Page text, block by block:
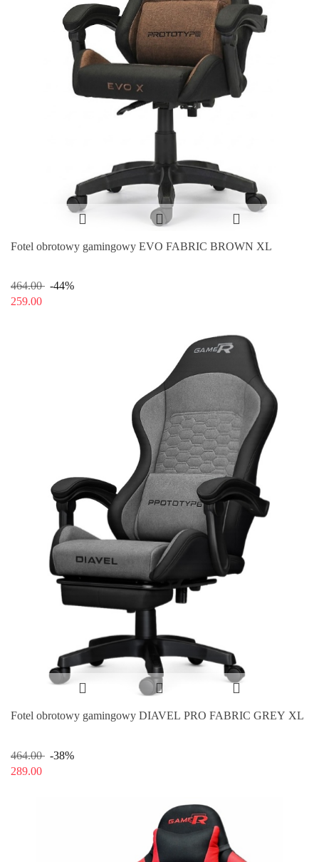
Fotel obrotowy gamingowy EVO FABRIC BROWN XL
464.00
-44%
259.00
Fotel obrotowy gamingowy DIAVEL PRO FABRIC GREY XL
464.00
-38%
289.00